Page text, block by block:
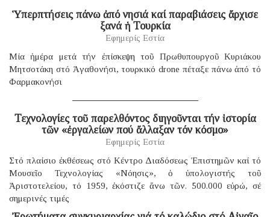
Ὑπερπτήσεις πάνω ἀπό νησιά καί παραβιάσεις ἄρχισε
ξανά ἡ Τουρκία
Εφημερίς Εστία
Μία ἡμέρα μετά τήν ἐπίσκεψη τοῦ Πρωθυπουργοῦ Κυριάκου
Μητσοτάκη στό Ἀγαθονήσι, τουρκικό drone πέταξε πάνω ἀπό τό
Φαρμακονήσι
Τεχνολογίες τοῦ παρελθόντος διηγοῦνται τήν ἱστορία
τῶν «ἐργαλείων πού ἄλλαξαν τόν κόσμο»
Εφημερίς Εστία
Στό πλαίσιο ἐκθέσεως στό Κέντρο Διαδόσεως Ἐπιστημῶν καί τό
Μουσεῖο Τεχνολογίας «Νόησις», ὁ ὑπολογιστής τοῦ
Ἀριστοτελείου, τό 1959, ἐκόστιζε ἄνω τῶν. 500.000 εὐρώ, σέ
σημερινές τιμές